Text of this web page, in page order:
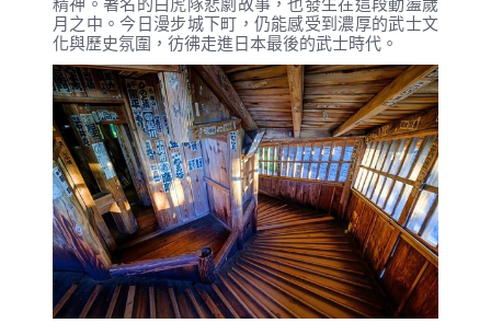
月之中。今日漫步城下町，仍能感受到濃厚的武士文
化與歷史氛圍，彷彿走進日本最後的武士時代。